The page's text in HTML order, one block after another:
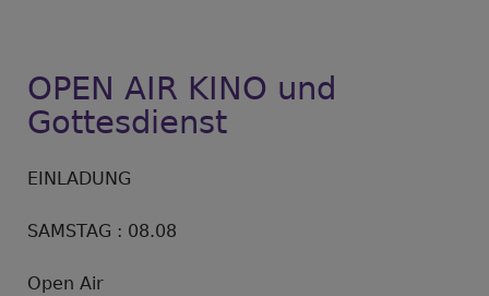
OPEN AIR KINO und
Gottesdienst
EINLADUNG
SAMSTAG : 08.08
Open Air